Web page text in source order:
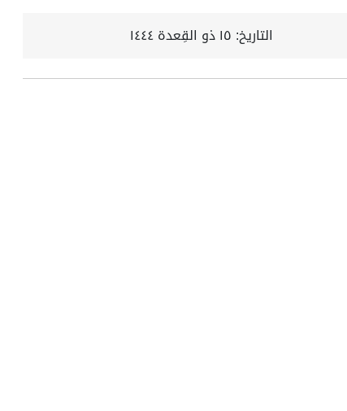
التاريخ: ١٥ ذو القِعدة ١٤٤٤